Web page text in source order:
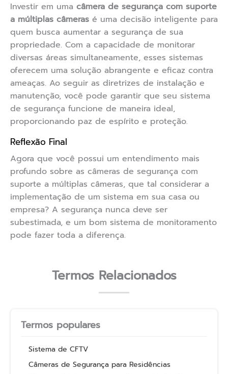
Investir em uma câmera de segurança com suporte
a múltiplas câmeras é uma decisão inteligente para
quem busca aumentar a segurança de sua
propriedade. Com a capacidade de monitorar
diversas áreas simultaneamente, esses sistemas
oferecem uma solução abrangente e eficaz contra
ameaças. Ao seguir as diretrizes de instalação e
manutenção, você pode garantir que seu sistema
de segurança funcione de maneira ideal,
proporcionando paz de espírito e proteção.
Reflexão Final
Agora que você possui um entendimento mais
profundo sobre as câmeras de segurança com
suporte a múltiplas câmeras, que tal considerar a
implementação de um sistema em sua casa ou
empresa? A segurança nunca deve ser
subestimada, e um bom sistema de monitoramento
pode fazer toda a diferença.
Termos Relacionados
Termos populares
Sistema de CFTV
Câmeras de Segurança para Residências